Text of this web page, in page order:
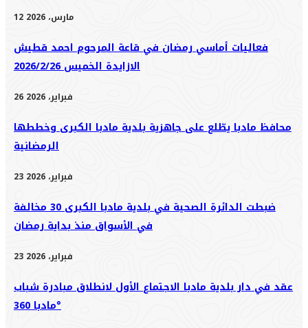
12 مارس، 2026
فعاليات أماسي رمضان في قاعة المرحوم احمد قطيش
الازايدة الخميس 2026/2/26
26 فبراير، 2026
محافظ مادبا يطّلع على جاهزية بلدية مادبا الكبرى وخططها
الرمضانية
23 فبراير، 2026
ضبطت الدائرة الصحية في بلدية مادبا الكبرى 30 مخالفة
في الأسواق منذ بداية رمضان
23 فبراير، 2026
عقد في دار بلدية مادبا الاجتماع الأول لانطلاق مبادرة شباب
مادبا 360°